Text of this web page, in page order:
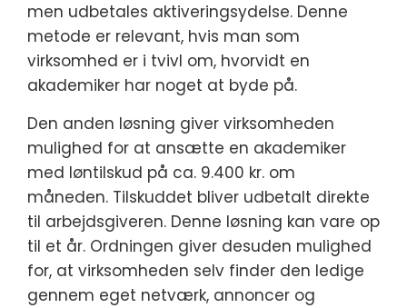
men udbetales aktiveringsydelse. Denne
metode er relevant, hvis man som
virksomhed er i tvivl om, hvorvidt en
akademiker har noget at byde på.
Den anden løsning giver virksomheden
mulighed for at ansætte en akademiker
med løntilskud på ca. 9.400 kr. om
måneden. Tilskuddet bliver udbetalt direkte
til arbejdsgiveren. Denne løsning kan vare op
til et år. Ordningen giver desuden mulighed
for, at virksomheden selv finder den ledige
gennem eget netværk, annoncer og